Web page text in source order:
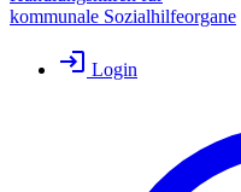
kommunale Sozialhilfeorgane
Login